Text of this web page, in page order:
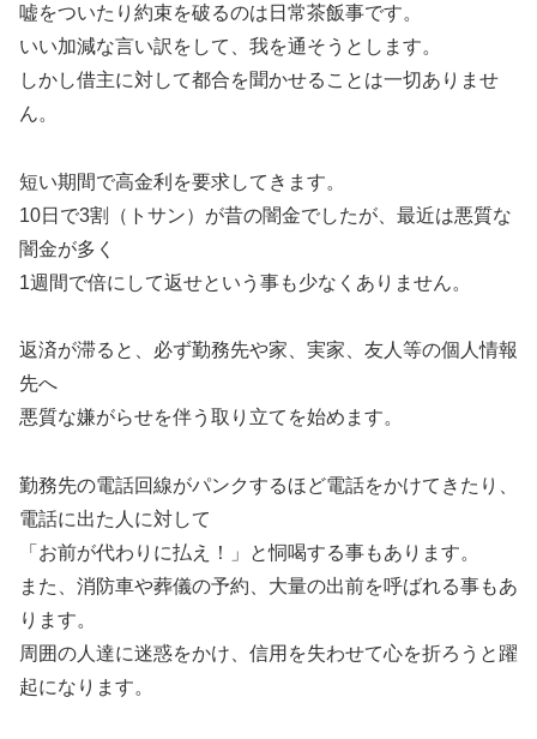
嘘をついたり約束を破るのは日常茶飯事です。
いい加減な言い訳をして、我を通そうとします。
しかし借主に対して都合を聞かせることは一切ありませ
ん。
短い期間で高金利を要求してきます。
10日で3割（トサン）が昔の闇金でしたが、最近は悪質な
闇金が多く
1週間で倍にして返せという事も少なくありません。
返済が滞ると、必ず勤務先や家、実家、友人等の個人情報
先へ
悪質な嫌がらせを伴う取り立てを始めます。
勤務先の電話回線がパンクするほど電話をかけてきたり、
電話に出た人に対して
「お前が代わりに払え！」と恫喝する事もあります。
また、消防車や葬儀の予約、大量の出前を呼ばれる事もあ
ります。
周囲の人達に迷惑をかけ、信用を失わせて心を折ろうと躍
起になります。